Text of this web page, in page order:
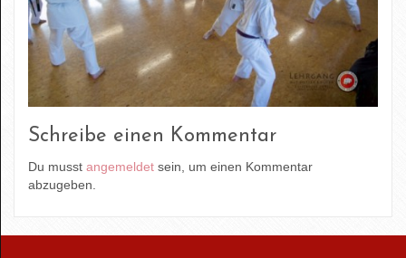
Schreibe einen Kommentar
Du musst angemeldet sein, um einen Kommentar
abzugeben.